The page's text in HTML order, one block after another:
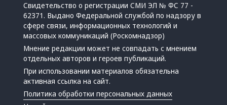
Свидетельство о регистрации СМИ ЭЛ № ФС 77 -
62371. Выдано Федеральной службой по надзору в
сфере связи, информационных технологий и
массовых коммуникаций (Роскомнадзор)
Мнение редакции может не совпадать с мнением
отдельных авторов и героев публикаций.
При использовании материалов обязательна
активная ссылка на сайт.
Политика обработки персональных данных